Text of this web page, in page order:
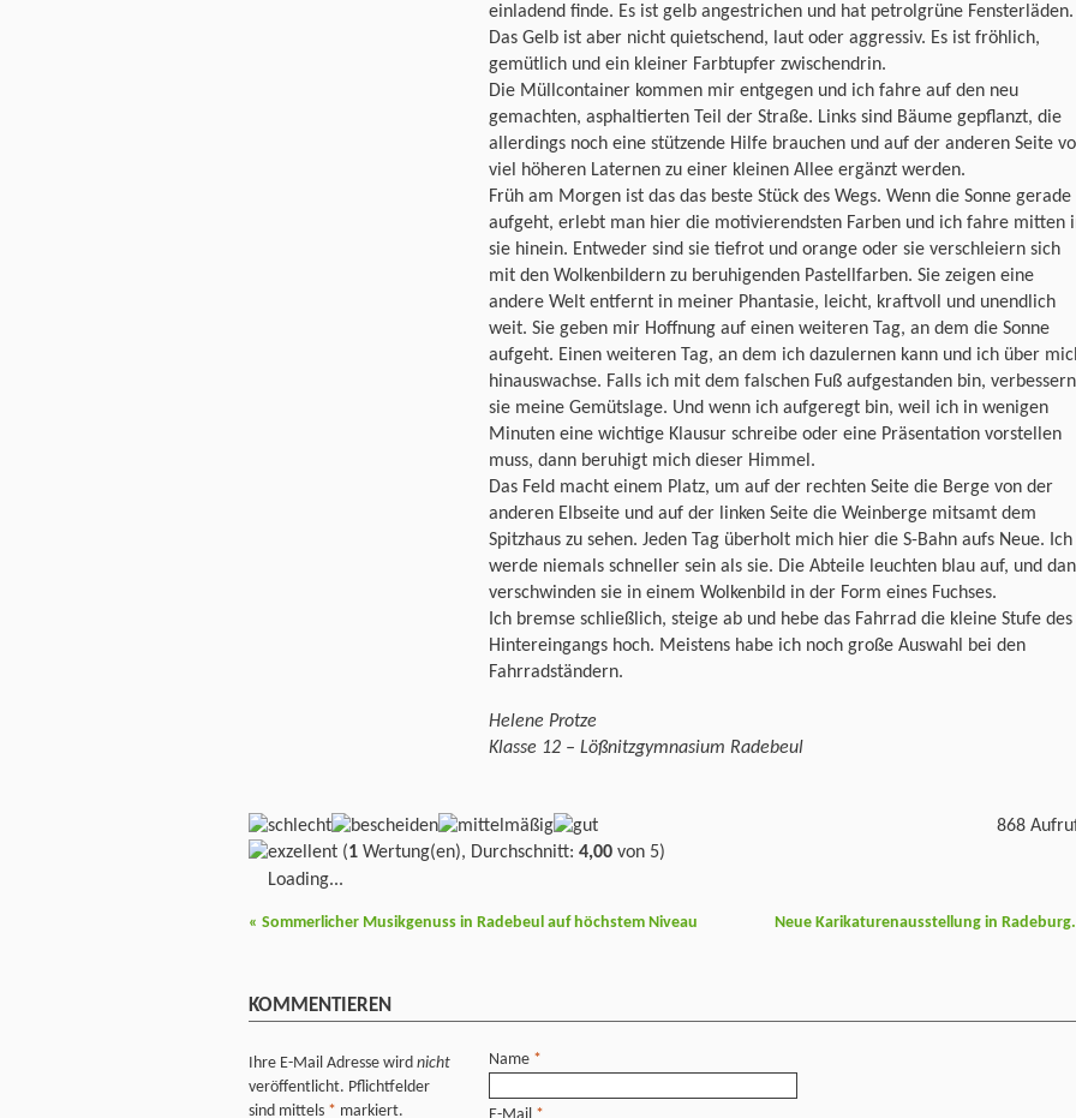
einladend finde. Es ist gelb angestrichen und hat petrolgrüne Fensterläden.
Das Gelb ist aber nicht quietschend, laut oder aggressiv. Es ist fröhlich,
gemütlich und ein kleiner Farbtupfer zwischendrin.
Die Müllcontainer kommen mir entgegen und ich fahre auf den neu
gemachten, asphaltierten Teil der Straße. Links sind Bäume gepflanzt, die
allerdings noch eine stützende Hilfe brauchen und auf der anderen Seite
viel höheren Laternen zu einer kleinen Allee ergänzt werden.
Früh am Morgen ist das das beste Stück des Wegs. Wenn die Sonne gerade
aufgeht, erlebt man hier die motivierendsten Farben und ich fahre mitten
sie hinein. Entweder sind sie tiefrot und orange oder sie verschleiern sich
mit den Wolkenbildern zu beruhigenden Pastellfarben. Sie zeigen eine
andere Welt entfernt in meiner Phantasie, leicht, kraftvoll und unendlich
weit. Sie geben mir Hoffnung auf einen weiteren Tag, an dem die Sonne
aufgeht. Einen weiteren Tag, an dem ich dazulernen kann und ich über
hinauswachse. Falls ich mit dem falschen Fuß aufgestanden bin, verbessern
sie meine Gemütslage. Und wenn ich aufgeregt bin, weil ich in wenigen
Minuten eine wichtige Klausur schreibe oder eine Präsentation vorstellen
muss, dann beruhigt mich dieser Himmel.
Das Feld macht einem Platz, um auf der rechten Seite die Berge von der
anderen Elbseite und auf der linken Seite die Weinberge mitsamt dem
Spitzhaus zu sehen. Jeden Tag überholt mich hier die S-Bahn aufs Neue. Ich
werde niemals schneller sein als sie. Die Abteile leuchten blau auf, und
verschwinden sie in einem Wolkenbild in der Form eines Fuchses.
Ich bremse schließlich, steige ab und hebe das Fahrrad die kleine Stufe des
Hintereingangs hoch. Meistens habe ich noch große Auswahl bei den
Fahrradständern.
Helene Protze
Klasse 12 – Lößnitzgymnasium Radebeul
(1 Wertung(en), Durchschnitt: 4,00 von 5)
Loading...
868
« Sommerlicher Musikgenuss in Radebeul auf höchstem Niveau Neue Karikaturenausstellung in Radeburg.
KOMMENTIEREN
Ihre E-Mail Adresse wird nicht
veröffentlicht. Pflichtfelder
sind mittels * markiert.
Name *